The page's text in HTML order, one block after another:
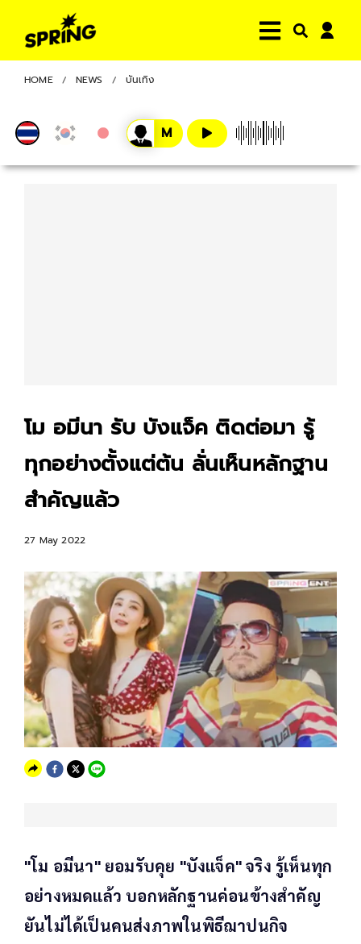
HOME NEWS บันเทิง
โม อมีนา รับ บังแจ็ค ติดต่อมา รู้
ทุกอย่างตั้งแต่ต้น ลั่นเห็นหลักฐาน
สำคัญแล้ว
27 May 2022
"โม อมีนา" ยอมรับคุย "บังแจ็ค" จริง รู้เห็นทุก
อย่างหมดแล้ว บอกหลักฐานค่อนข้างสำคัญ
ยันไม่ได้เป็นคนส่งภาพในพิธีฌาปนกิจ